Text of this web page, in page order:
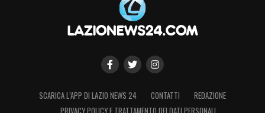
SCARICA L’APP DI LAZIO NEWS 24 CONTATTI
REDAZIONE
PRIVACY POLICY E TRATTAMENTO DEI DATI PERSONALI